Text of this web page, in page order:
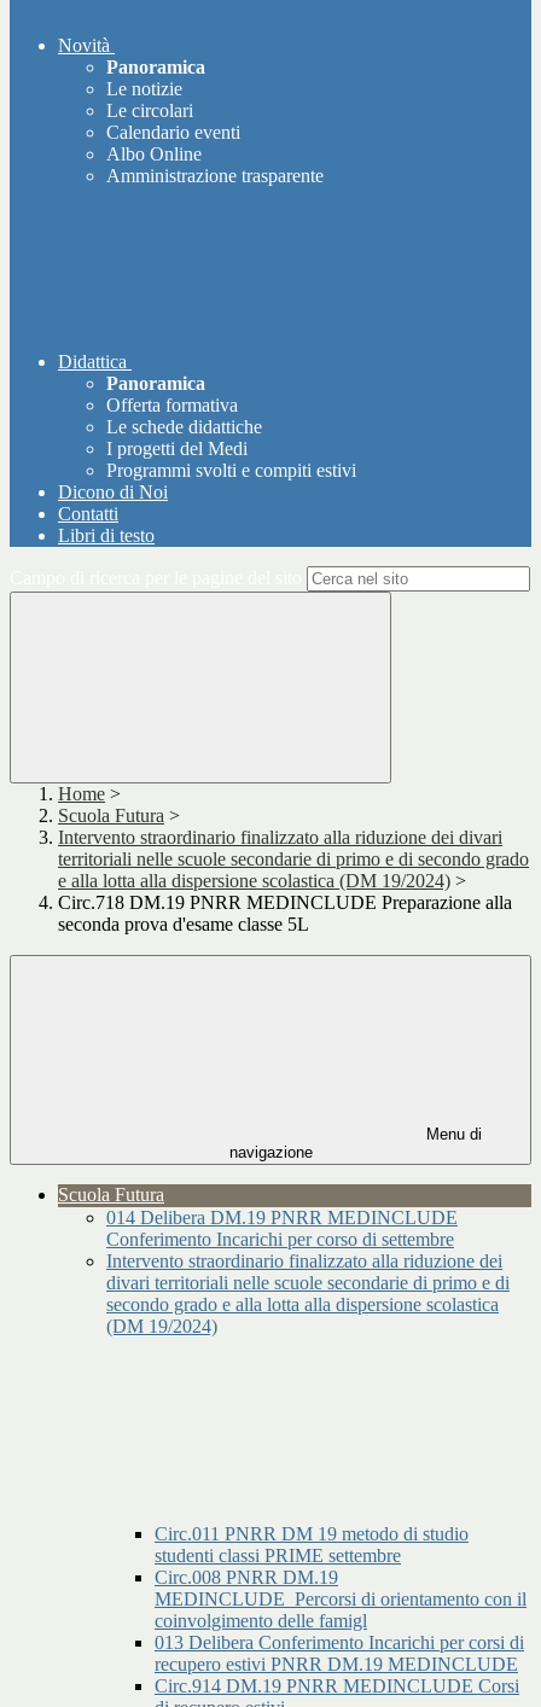
Novità
Panoramica
Le notizie
Le circolari
Calendario eventi
Albo Online
Amministrazione trasparente
Didattica
Panoramica
Offerta formativa
Le schede didattiche
I progetti del Medi
Programmi svolti e compiti estivi
Dicono di Noi
Contatti
Libri di testo
Home >
Scuola Futura >
Intervento straordinario finalizzato alla riduzione dei divari
territoriali nelle scuole secondarie di primo e di secondo grado
e alla lotta alla dispersione scolastica (DM 19/2024) >
Circ.718 DM.19 PNRR MEDINCLUDE Preparazione alla
seconda prova d'esame classe 5L
Menu di
navigazione
Scuola Futura
014 Delibera DM.19 PNRR MEDINCLUDE
Conferimento Incarichi per corso di settembre
Intervento straordinario finalizzato alla riduzione dei
divari territoriali nelle scuole secondarie di primo e di
secondo grado e alla lotta alla dispersione scolastica
(DM 19/2024)
Circ.011 PNRR DM 19 metodo di studio
studenti classi PRIME settembre
Circ.008 PNRR DM.19
MEDINCLUDE_Percorsi di orientamento con il
coinvolgimento delle famigl
013 Delibera Conferimento Incarichi per corsi di
recupero estivi PNRR DM.19 MEDINCLUDE
Circ.914 DM.19 PNRR MEDINCLUDE Corsi